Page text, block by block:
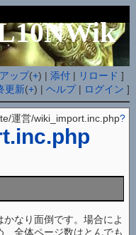
ップ(+) |添付 | リロード ]
更新(+) |ヘルプ| ログイン ]
運営/wiki_import.inc.php?
なり面倒です。場合によ
全体ページ数はとんでも